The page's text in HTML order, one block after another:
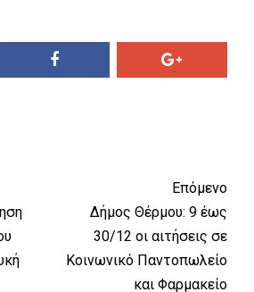
Επόμενο
Δήμος Θέρμου: 9 έως
30/12 οι αιτήσεις σε
Κοινωνικό Παντοπωλείο
και Φαρμακείο